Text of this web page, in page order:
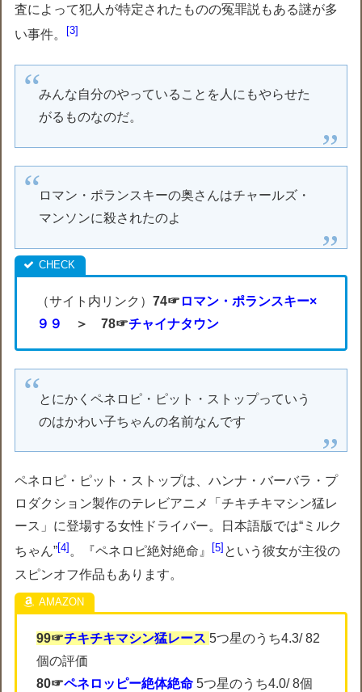
査によって犯人が特定されたものの冤罪説もある謎が多
い事件。
3
みんな自分のやっていることを人にもやらせた
がるものなのだ。
ロマン・ポランスキーの奥さんはチャールズ・
マンソンに殺されたのよ
（サイト内リンク）74☞ ロマン・ポランスキー×
９９
＞ 78☞チャイナタウン
とにかくペネロピ・ピット・ストップっていう
のはかわい子ちゃんの名前なんです
ペネロピ・ピット・ストップは、ハンナ・バーバラ・プ
ロダクション製作のテレビアニメ「チキチキマシン猛レ
ース」に登場する女性ドライバー。日本語版では“ミルク
ちゃん” 4 。『ペネロピ絶対絶命』 5 という彼女が主役の
スピンオフ作品もあります。
99☞チキチキマシン猛レース 5つ星のうち4.3/ 82
個の評価
80☞ペネロッピー絶体絶命5つ星のうち4.0/ 8個